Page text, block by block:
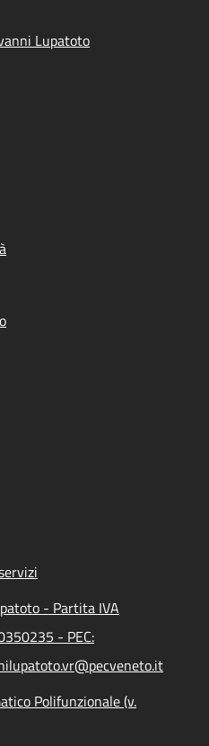
Lupatoto
- Partita IVA
- PEC:
Polifunzionale (v.